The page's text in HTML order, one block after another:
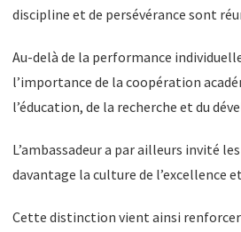
discipline et de persévérance sont
Au-delà de la performance
l’importance de la coopération
l’éducation, de la recherche et du
L’ambassadeur a par ailleurs invité
davantage la culture de l’excellence
Cette distinction vient ainsi renforcer